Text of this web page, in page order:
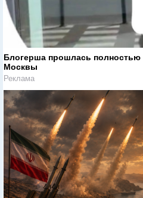
Блогерша прошлась
Москвы
Реклама